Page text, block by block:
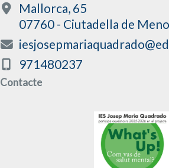
Mallorca, 65
07760 - Ciutadella de
971480237
Contacte